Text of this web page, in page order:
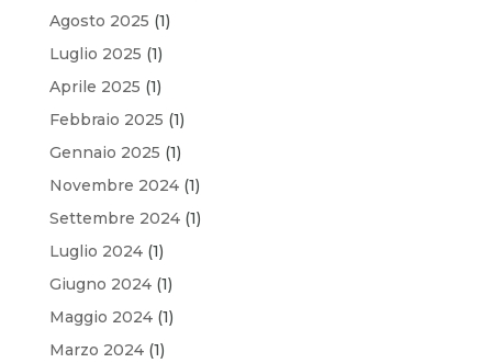
Agosto 2025 (1)
Luglio 2025 (1)
Aprile 2025 (1)
Febbraio 2025 (1)
Gennaio 2025 (1)
Novembre 2024(1)
Settembre 2024(1)
Luglio 2024(1)
Giugno 2024(1)
Maggio 2024(1)
Marzo 2024(1)